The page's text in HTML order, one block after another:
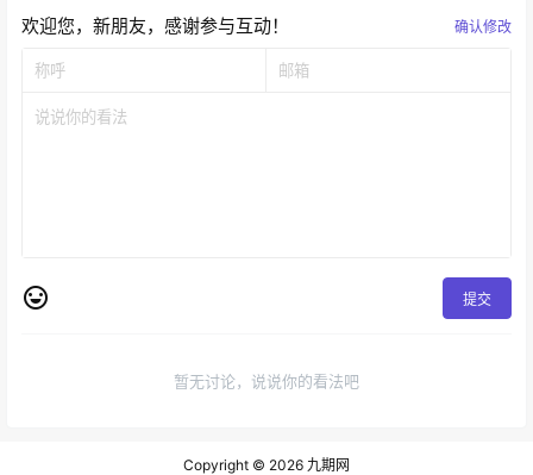
欢迎您，新朋友，感谢参与互动！ 确认修改
提交
暂无讨论，说说你的看法吧
Copyright © 2026 九期网